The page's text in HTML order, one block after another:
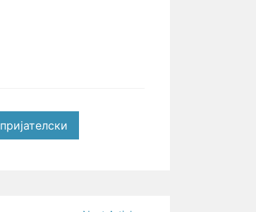
пријателски